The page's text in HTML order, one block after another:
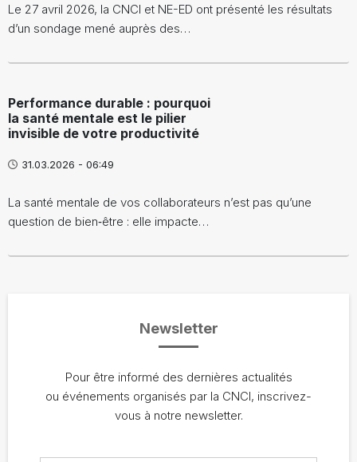
Le 27 avril 2026, la CNCI et NE-ED ont présenté les résultats
d’un sondage mené auprès des…
Performance durable : pourquoi
la santé mentale est le pilier
invisible de votre productivité
31.03.2026 - 06:49
La santé mentale de vos collaborateurs n’est pas qu’une
question de bien‑être : elle impacte…
Newsletter
Pour être informé des dernières actualités
ou événements organisés par la CNCI, inscrivez-
vous à notre newsletter.